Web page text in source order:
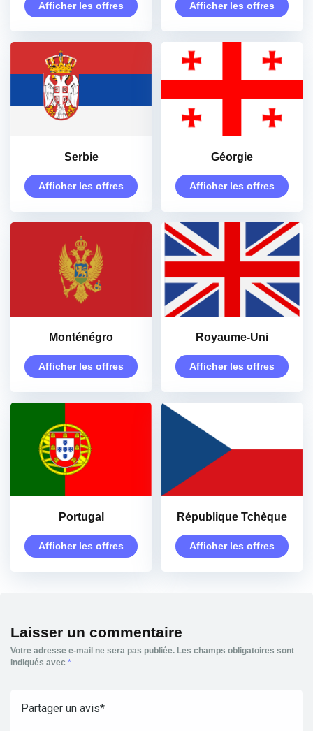
Afficher les offres Afficher les offres
Serbie
Afficher les offres
Géorgie
Afficher les offres
Monténégro
Afficher les offres
Royaume-Uni
Afficher les offres
Portugal
Afficher les offres
République Tchèque
Afficher les offres
Laisser un commentaire
Votre adresse e-mail ne sera pas publiée. Les champs obligatoires sont
indiqués avec *